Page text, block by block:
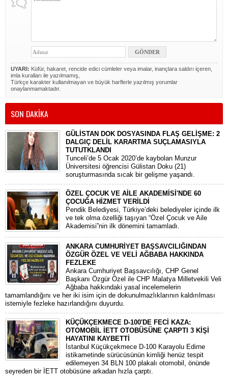
UYARI: Küfür, hakaret, rencide edici cümleler veya imalar, inançlara saldırı içeren,
imla kuralları ile yazılmamış,
Türkçe karakter kullanılmayan ve büyük harflerle yazılmış yorumlar
onaylanmamaktadır.
SON DAKİKA
GÜLİSTAN DOK DOSYASINDA FLAŞ GELİŞME: 2
DALGIÇ DELİL KARARTMA SUÇLAMASIYLA
TUTUTKLANDI
​Tunceli’de 5 Ocak 2020’de kaybolan Munzur
Üniversitesi öğrencisi Gülistan Doku (21)
soruşturmasında sıcak bir gelişme yaşandı.
ÖZEL ÇOCUK VE AİLE AKADEMİSİ'NDE 60
ÇOCUĞA HİZMET VERİLDİ
Pendik Belediyesi, Türkiye’deki belediyeler içinde ilk
ve tek olma özelliği taşıyan “Özel Çocuk ve Aile
Akademisi”nin ilk dönemini tamamladı.
ANKARA CUMHURİYET BAŞSAVCILIĞINDAN
ÖZGÜR ÖZEL VE VELİ AĞBABA HAKKINDA
FEZLEKE
​Ankara Cumhuriyet Başsavcılığı, CHP Genel
Başkanı Özgür Özel ile CHP Malatya Milletvekili Veli
Ağbaba hakkındaki yasal incelemelerin
tamamlandığını ve her iki isim için de dokunulmazlıklarının kaldırılması
istemiyle fezleke hazırlandığını duyurdu.
KÜÇÜKÇEKMECE D-100'DE FECİ KAZA:
OTOMOBİL İETT OTOBÜSÜNE ÇARPTI 3 KİŞİ
HAYATINI KAYBETTİ
​İstanbul Küçükçekmece D-100 Karayolu Edirne
istikametinde sürücüsünün kimliği henüz tespit
edilemeyen 34 BLN 100 plakalı otomobil, önünde
seyreden bir İETT otobüsüne arkadan hızla çarptı.